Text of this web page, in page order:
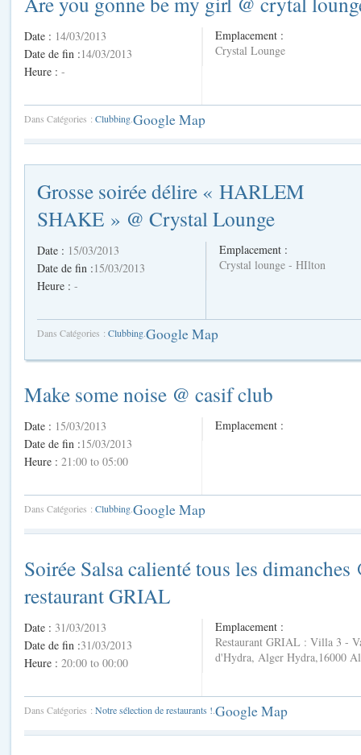
Date : 14/03/2013
Date de fin :14/03/2013
Heure : -
Emplacement :
Crystal Lounge
Dans Catégories : ClubbingGoogle Map
Grosse soirée délire « HARLEM
SHAKE » @ Crystal Lounge
Date : 15/03/2013
Date de fin :15/03/2013
Heure : -
Emplacement :
Crystal lounge - HIlton
Dans Catégories : ClubbingGoogle Map
Make some noise @ casif club
Date : 15/03/2013
Date de fin :15/03/2013
Heure : 21:00 to 05:00
Emplacement :
Dans Catégories : ClubbingGoogle Map
Soirée Salsa calienté tous les dimanches
restaurant GRIAL
Date : 31/03/2013
Date de fin :31/03/2013
Heure : 20:00 to 00:00
Emplacement :
Restaurant GRIAL : Villa 3 -
d'Hydra, Alger Hydra,16000
Dans Catégories : Notre sélection de restaurants ! Google Map